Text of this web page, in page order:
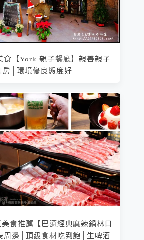
食【York 親子餐廳】親善親子
房│環境優良態度好
食推薦【巴適經典麻辣鍋林口
周邊│頂級食材吃到飽│生啤酒